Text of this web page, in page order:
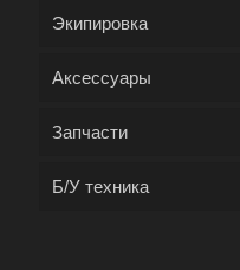
Экипировка
Аксессуары
Запчасти
Б/У техника